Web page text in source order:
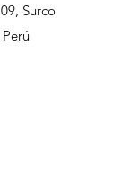
Surco